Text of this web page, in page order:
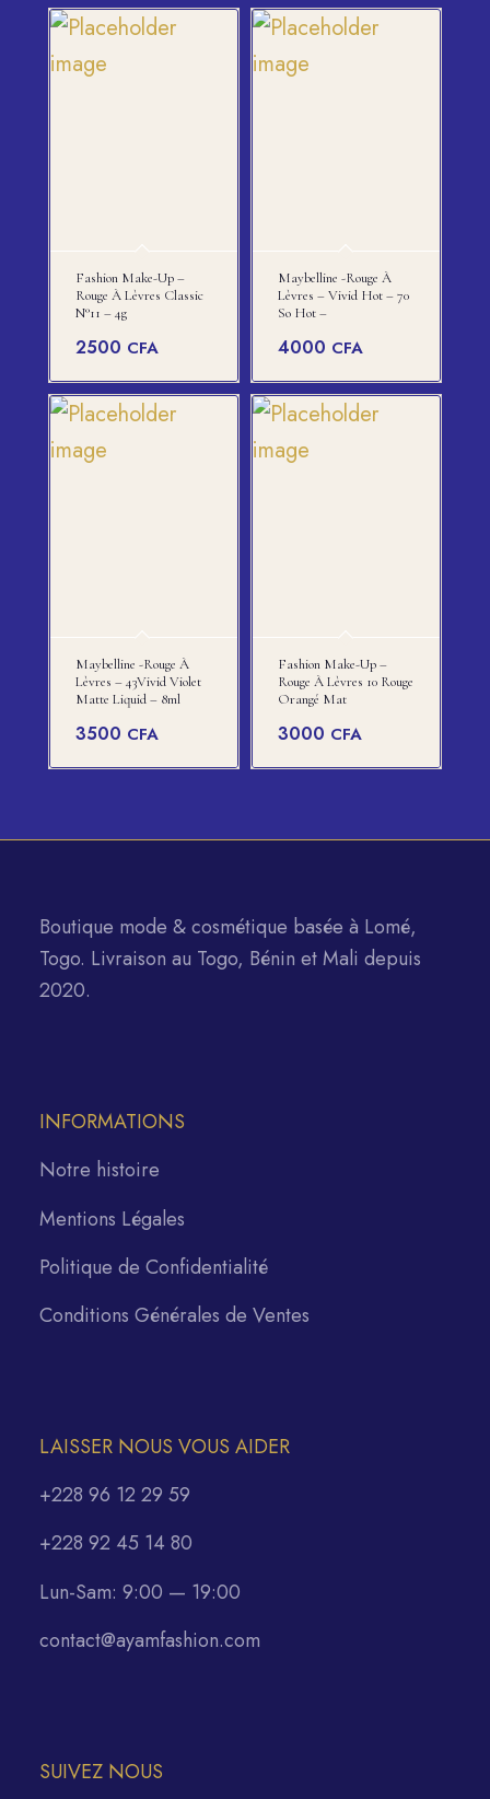
Fashion Make-Up –
Rouge À Lèvres Classic
N°11 – 4g
2500 CFA
Maybelline -rouge À
Lèvres – Vivid Hot – 70
So Hot –
4000 CFA
Maybelline -rouge À
Lèvres – 43Vivid Violet
Matte Liquid – 8ml
3500 CFA
Fashion Make-Up –
Rouge À Lèvres 10 Rouge
Orangé Mat
3000 CFA
Boutique mode & cosmétique basée à Lomé,
Togo. Livraison au Togo, Bénin et Mali depuis
2020.
INFORMATIONS
Notre histoire
Mentions Légales
Politique de Confidentialité
Conditions Générales de Ventes
LAISSER NOUS VOUS AIDER
+228 96 12 29 59
+228 92 45 14 80
Lun-Sam: 9:00 — 19:00
contact@ayamfashion.com
SUIVEZ NOUS